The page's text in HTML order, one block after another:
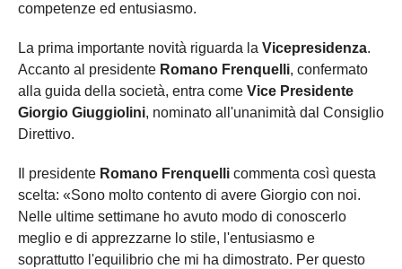
competenze ed entusiasmo.
La prima importante novità riguarda la Vicepresidenza.
Accanto al presidente Romano Frenquelli, confermato
alla guida della società, entra come Vice Presidente
Giorgio Giuggiolini, nominato all'unanimità dal Consiglio
Direttivo.
Il presidente Romano Frenquelli commenta così questa
scelta: «Sono molto contento di avere Giorgio con noi.
Nelle ultime settimane ho avuto modo di conoscerlo
meglio e di apprezzarne lo stile, l'entusiasmo e
soprattutto l'equilibrio che mi ha dimostrato. Per questo